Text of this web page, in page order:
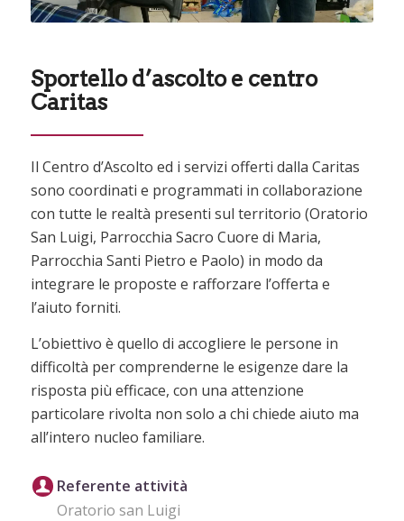
Sportello d’ascolto e centro
Caritas
Il Centro d’Ascolto ed i servizi offerti dalla Caritas
sono coordinati e programmati in collaborazione
con tutte le realtà presenti sul territorio (Oratorio
San Luigi, Parrocchia Sacro Cuore di Maria,
Parrocchia Santi Pietro e Paolo) in modo da
integrare le proposte e rafforzare l’offerta e
l’aiuto forniti.
L’obiettivo è quello di accogliere le persone in
difficoltà per comprenderne le esigenze dare la
risposta più efficace, con una attenzione
particolare rivolta non solo a chi chiede aiuto ma
all’intero nucleo familiare.
Referente attività
Oratorio san Luigi